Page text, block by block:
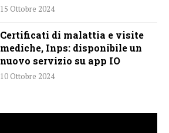
15 Ottobre 2024
Certificati di malattia e visite
mediche, Inps: disponibile un
nuovo servizio su app IO
10 Ottobre 2024